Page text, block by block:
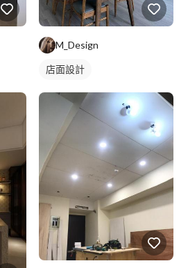
M_Design
店面設計